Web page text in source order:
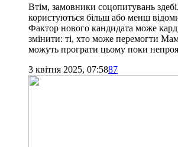
Втім, замовники соцопитувань
користуються більш або менш
Фактор нового кандидата може
змінити: ті, хто може перемогти
можуть програти цьому поки
3 квітня 2025, 07:5887